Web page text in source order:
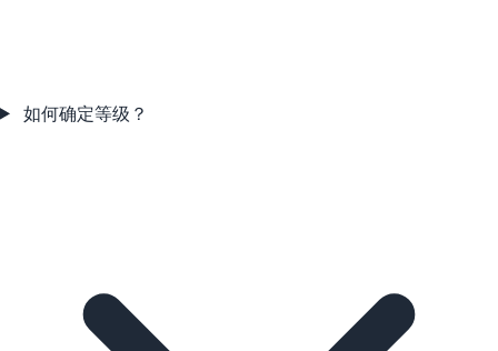
如何确定等级？